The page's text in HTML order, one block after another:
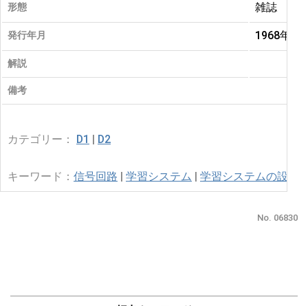
形態 雑誌
発行年月 1968年
解説
備考
カテゴリー： D1 | D2
キーワード： 信号回路 | 学習システム | 学習システムの設計
No. 06830